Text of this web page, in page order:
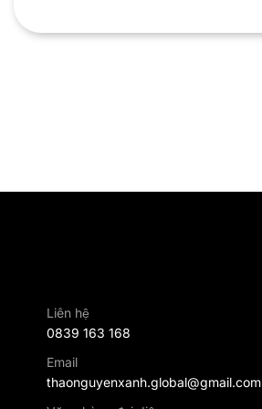
Liên hệ
0839 163 168
Email
thaonguyenxanh.global@gmail.com